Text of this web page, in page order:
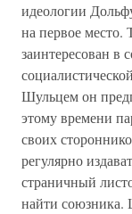
идеологии
на первое место.
заинтересован в
Шульцем он
этому времени
своих
регулярно
страничный
найти союзника.